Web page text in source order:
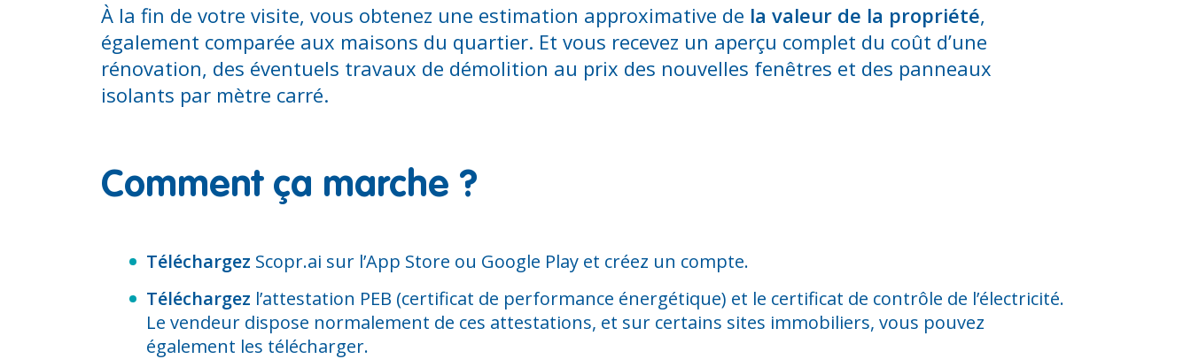
À la fin de votre visite, vous obtenez une estimation approximative de la valeur de la propriété,
également comparée aux maisons du quartier. Et vous recevez un aperçu complet du coût d’une
rénovation, des éventuels travaux de démolition au prix des nouvelles fenêtres et des panneaux
isolants par mètre carré.
Comment ça marche ?
Téléchargez Scopr.ai sur l’App Store ou Google Play et créez un compte.
Téléchargez l’attestation PEB (certificat de performance énergétique) et le certificat de contrôle de l’électricité.
Le vendeur dispose normalement de ces attestations, et sur certains sites immobiliers, vous pouvez
également les télécharger.